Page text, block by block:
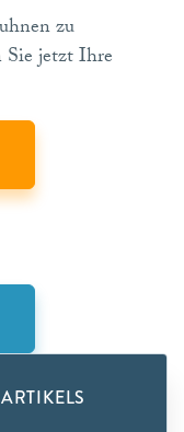
zu
Sie jetzt Ihre